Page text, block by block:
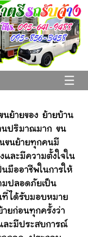
☰
นย้ายของ ย้ายบ้าน
นปริมาณมาก ขน
ขนย้ายทุกคนมี
และมีความตั้งใจใน
มืออาชีพในการให้
มปลอดภัยเป็น
ที่ได้รับมอบหมาย
ยก่อนทุกครั้งว่า
ละมีประสบการณ์